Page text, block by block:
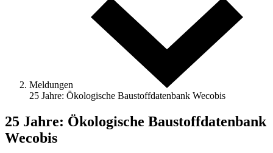
Meldungen
25 Jahre: Ökologische Baustoffdatenbank Wecobis
25 Jahre: Ökologische Baustoffdatenbank
Wecobis